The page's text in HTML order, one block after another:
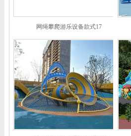
网绳攀爬游乐设备款式17